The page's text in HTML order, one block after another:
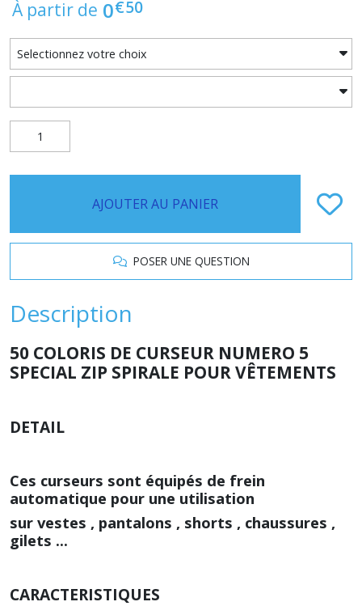
À partir de 0€50
AJOUTER AU PANIER
POSER UNE QUESTION
Description
50 COLORIS DE CURSEUR NUMERO 5
SPECIAL ZIP SPIRALE POUR VÊTEMENTS
DETAIL
Ces curseurs sont équipés de frein
automatique pour une utilisation
sur vestes , pantalons , shorts , chaussures ,
gilets ...
CARACTERISTIQUES